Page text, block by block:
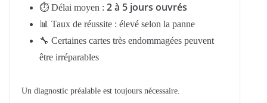
⏱ Délai moyen : 2 à 5 jours ouvrés
📊 Taux de réussite : élevé selon la panne
🔧 Certaines cartes très endommagées peuvent
être irréparables
Un diagnostic préalable est toujours nécessaire.